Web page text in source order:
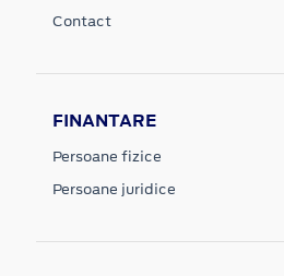
Contact
FINANTARE
Persoane fizice
Persoane juridice